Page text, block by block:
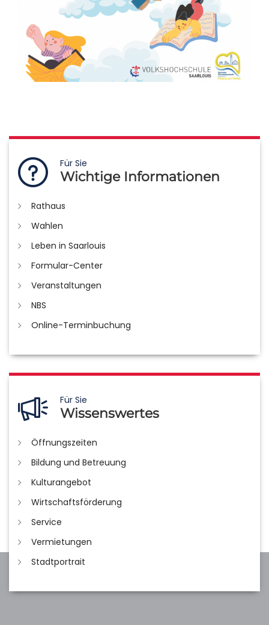
Für Sie
Wichtige Informationen
Rathaus
Wahlen
Leben in Saarlouis
Formular-Center
Veranstaltungen
NBS
Online-Terminbuchung
Für Sie
Wissenswertes
Öffnungszeiten
Bildung und Betreuung
Kulturangebot
Wirtschaftsförderung
Service
Vermietungen
Stadtportrait